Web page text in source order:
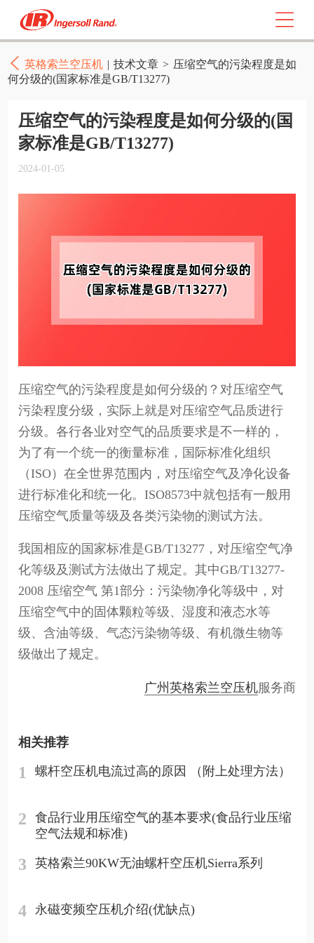
英格索兰空压机 | 技术文章 > 压缩空气的污染程度是如
何分级的(国家标准是GB/T13277)
压缩空气的污染程度是如何分级的(国
家标准是GB/T13277)
2024-01-05
压缩空气的污染程度是如何分级的？对压缩空气
污染程度分级，实际上就是对压缩空气品质进行
分级。各行各业对空气的品质要求是不一样的，
为了有一个统一的衡量标准，国际标准化组织
（ISO）在全世界范围内，对压缩空气及净化设备
进行标准化和统一化。ISO8573中就包括有一般用
压缩空气质量等级及各类污染物的测试方法。
我国相应的国家标准是GB/T13277，对压缩空气净
化等级及测试方法做出了规定。其中GB/T13277-
2008 压缩空气 第1部分：污染物净化等级中，对
压缩空气中的固体颗粒等级、湿度和液态水等
级、含油等级、气态污染物等级、有机微生物等
级做出了规定。
广州英格索兰空压机服务商
相关推荐
1 螺杆空压机电流过高的原因 （附上处理方法）
2
食品行业用压缩空气的基本要求(食品行业压缩
空气法规和标准)
3 英格索兰90KW无油螺杆空压机Sierra系列
4 永磁变频空压机介绍(优缺点)